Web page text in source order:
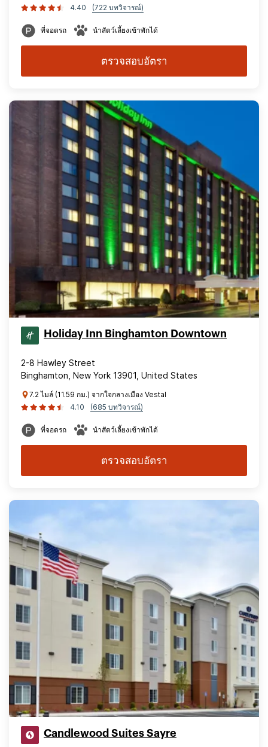
4.40
(722 บทวิจารณ์)
ที่จอดรถ นำสัตว์เลี้ยงเข้าพักได้
ตรวจสอบอัตรา
Holiday Inn Binghamton Downtown
2-8 Hawley Street
Binghamton, New York 13901, United States
7.2 ไมล์ (11.59 กม.) จากใจกลางเมือง Vestal
4.10
(685 บทวิจารณ์)
ที่จอดรถ นำสัตว์เลี้ยงเข้าพักได้
ตรวจสอบอัตรา
Candlewood Suites Sayre